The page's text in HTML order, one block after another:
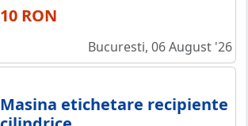
10 RON
Bucuresti, 06 August '26
Masina etichetare recipiente